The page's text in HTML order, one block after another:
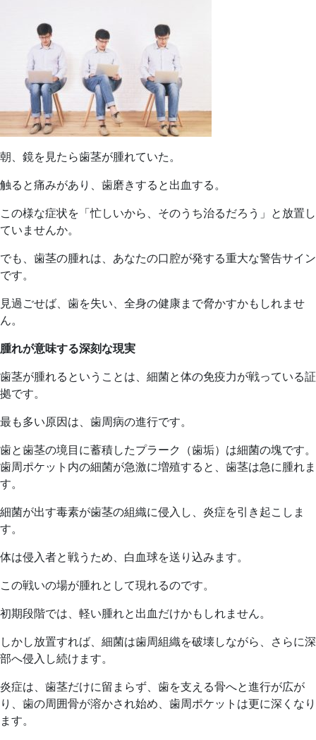
朝、鏡を見たら歯茎が腫れていた。
触ると痛みがあり、歯磨きすると出血する。
この様な症状を「忙しいから、そのうち治るだろう」と放置し
ていませんか。
でも、歯茎の腫れは、あなたの口腔が発する重大な警告サイン
です。
見過ごせば、歯を失い、全身の健康まで脅かすかもしれませ
ん。
腫れが意味する深刻な現実
歯茎が腫れるということは、細菌と体の免疫力が戦っている証
拠です。
最も多い原因は、歯周病の進行です。
歯と歯茎の境目に蓄積したプラーク（歯垢）は細菌の塊です。
歯周ポケット内の細菌が急激に増殖すると、歯茎は急に腫れま
す。
細菌が出す毒素が歯茎の組織に侵入し、炎症を引き起こしま
す。
体は侵入者と戦うため、白血球を送り込みます。
この戦いの場が腫れとして現れるのです。
初期段階では、軽い腫れと出血だけかもしれません。
しかし放置すれば、細菌は歯周組織を破壊しながら、さらに深
部へ侵入し続けます。
炎症は、歯茎だけに留まらず、歯を支える骨へと進行が広が
り、歯の周囲骨が溶かされ始め、歯周ポケットは更に深くなり
ます。